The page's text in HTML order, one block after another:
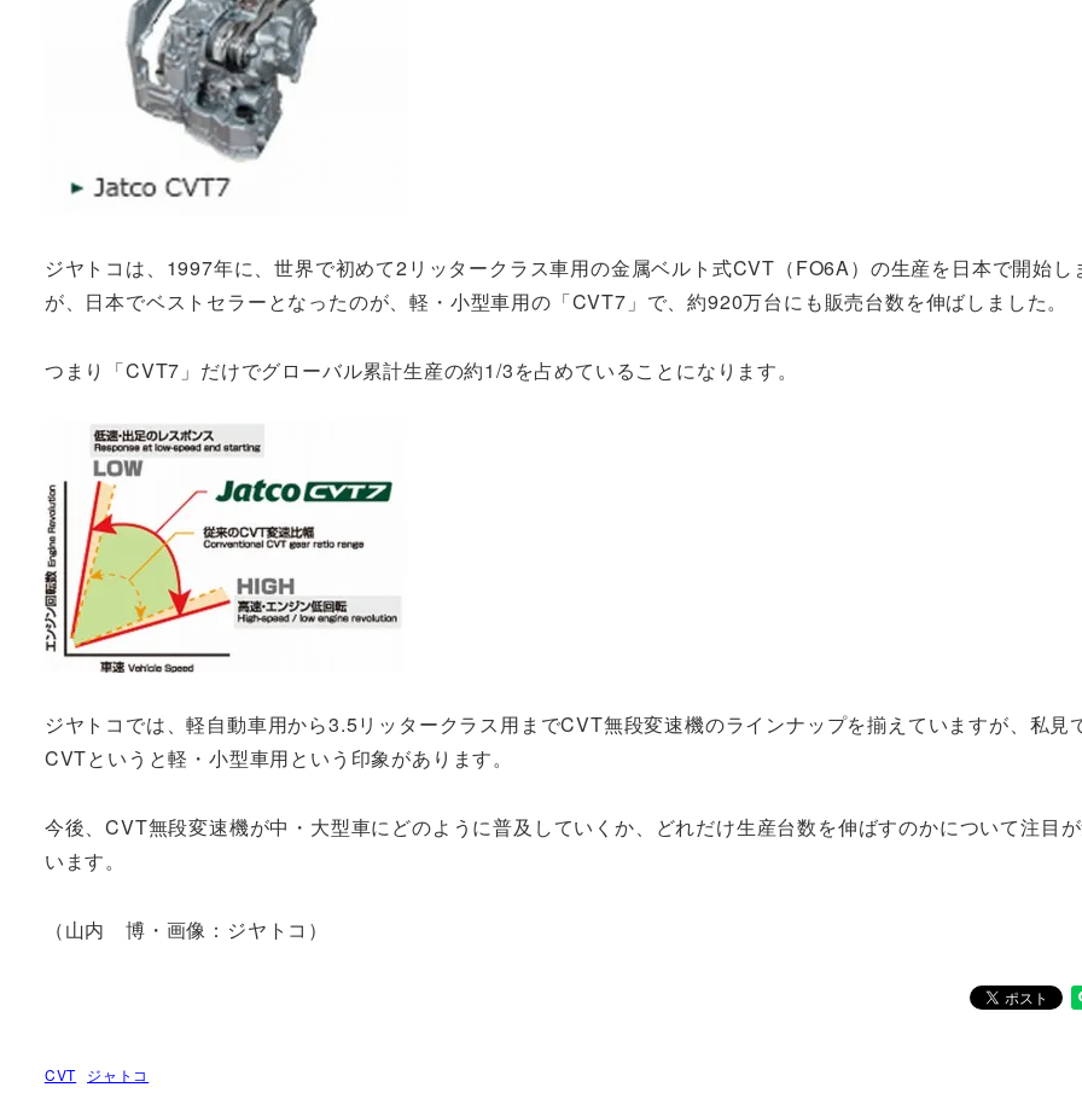
ジヤトコは、1997年に、世界で初めて2リッタークラス車用の金属ベルト式CVT（FO6A）の生産を日本で開始し
が、日本でベストセラーとなったのが、軽・小型車用の「CVT7」で、約920万台にも販売台数を伸ばしました。
つまり「CVT7」だけでグローバル累計生産の約1/3を占めていることになります。
ジヤトコでは、軽自動車用から3.5リッタークラス用までCVT無段変速機のラインナップを揃えていますが、私見
CVTというと軽・小型車用という印象があります。
今後、CVT無段変速機が中・大型車にどのように普及していくか、どれだけ生産台数を伸ばすのかについて注目
います。
（山内 博・画像：ジヤトコ）
CVT ジャトコ